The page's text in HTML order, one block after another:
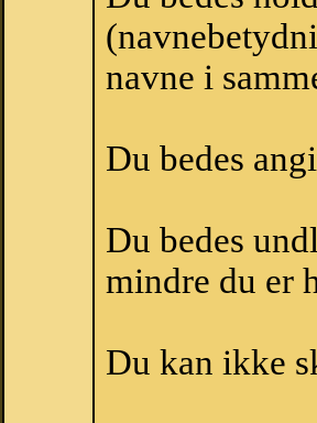
navne i
Du bedes
Du bedes
mindre du er
Du kan ikke